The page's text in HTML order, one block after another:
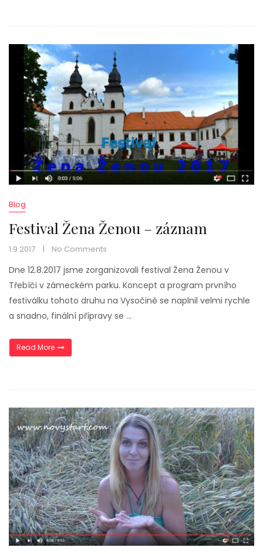
Blog
Festival Žena Ženou – záznam
1.9.2017 No Comments
Dne 12.8.2017 jsme zorganizovali festival Žena Ženou v
Třebíči v zámeckém parku. Koncept a program prvního
festiválku tohoto druhu na Vysočině se naplnil velmi rychle
a snadno, finální přípravy se …
Read More„Festival Žena Ženou – záznam“